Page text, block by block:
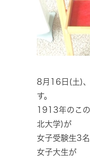
8月16日(土)
す。
1913年のこ
北大学)が
女子受験生3
女子大生が